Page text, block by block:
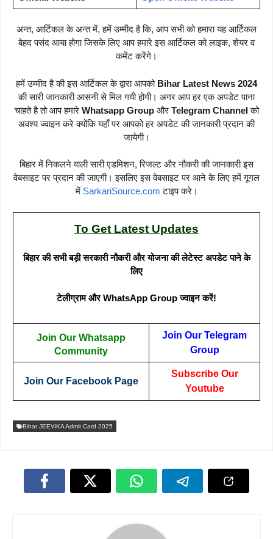
अन्त, आर्टिकल के अन्त में, हमें उम्मीद है कि, आप सभी को हमारा यह आर्टिकल
बेहद पसंद आया होगा जिसके लिए आप हमारे इस आर्टिकल को लाइक, शेयर व
कमेंट करेंगे।
हमें उम्मीद है की इस आर्टिकल के द्वारा आपको Bihar Latest News 2024
की सारी जानकारी आसनी से मिल गयी होगी। अगर आप हर एक अपडेट पाना
चाहते है तो आप हमारे Whatsapp Groupऔर Telegram Channelको
अवश्य ज्वाइन करे क्योंकि यहाँ पर आपको हर अपडेट की जानकारी प्रदान की
जायेगी।
बिहार में निकलने वाली सारी एडमिशन, रिजल्ट और नौकरी की जानकारी इस
वेबसाइट पर प्रदान की जाएगी। इसलिए इस वेबसाइट पर आने के लिए हमें गूगल
में SarkariSource.com टाइप करे।
To Get Latest Updates
बिहार की सभी बड़ी सरकारी नौकरी और योजना की लेटेस्ट अपडेट पाने के
लिए
टेलीग्राम और WhatsApp Group ज्वाइन करें!
Join Our Whatsapp
Community
Join Our Telegram
Group
Join Our Facebook Page
Subscribe Our
Youtube
Bihar JEEViKA Admit Card 2025